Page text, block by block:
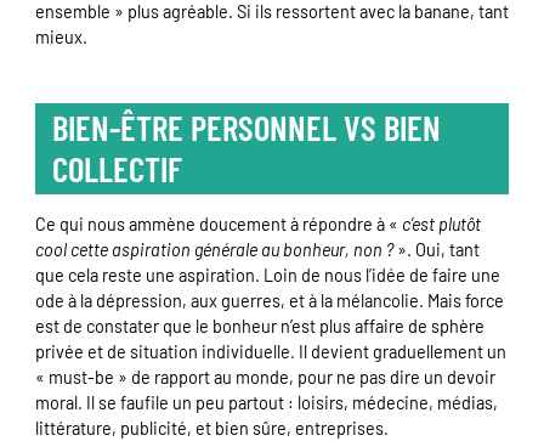
ensemble » plus agréable. Si ils ressortent avec la banane, tant
mieux.
BIEN-ÊTRE PERSONNEL VS BIEN
COLLECTIF
Ce qui nous ammène doucement à répondre à « c’est plutôt
cool cette aspiration générale au bonheur, non ?». Oui, tant
que cela reste une aspiration. Loin de nous l’idée de faire une
ode à la dépression, aux guerres, et à la mélancolie. Mais force
est de constater que le bonheur n’est plus affaire de sphère
privée et de situation individuelle. Il devient graduellement un
« must-be » de rapport au monde, pour ne pas dire un devoir
moral. Il se faufile un peu partout : loisirs, médecine, médias,
littérature, publicité, et bien sûre, entreprises.